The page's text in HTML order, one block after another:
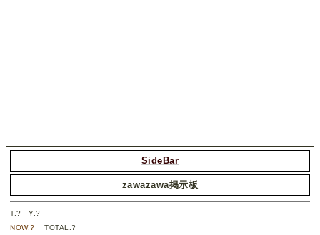
SideBar
zawazawa掲示板
T.? Y.?
NOW.? TOTAL.?